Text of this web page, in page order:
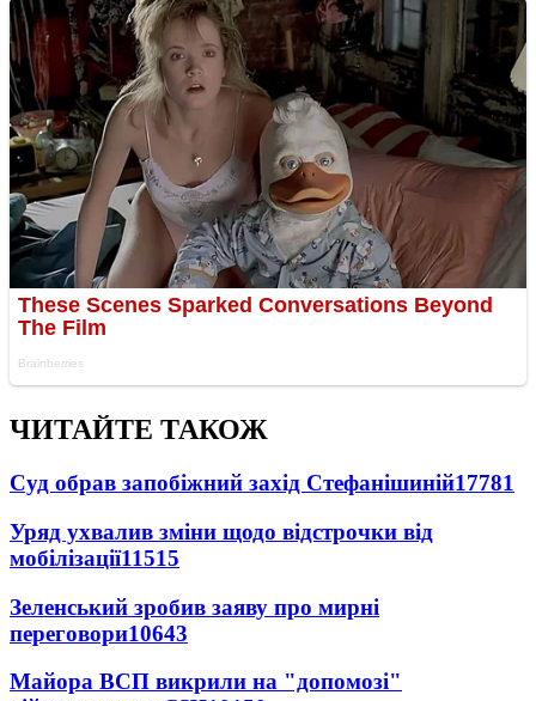
ЧИТАЙТЕ ТАКОЖ
Суд обрав запобіжний захід Стефанішиній17781
Уряд ухвалив зміни щодо відстрочки від
мобілізації11515
Зеленський зробив заяву про мирні
переговори10643
Майора ВСП викрили на "допомозі"